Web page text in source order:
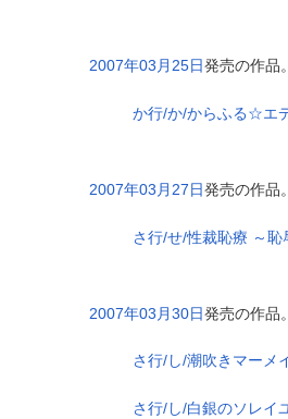
2007年03月25日発売の作品。
か行/か/からふる☆エ
2007年03月27日発売の作品。
さ行/せ/性裁恥療 ～恥
2007年03月30日発売の作品。
さ行/し/潮吹きマーメ